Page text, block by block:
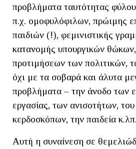
προβλήματα ταυτότητας
π.χ. ομοφυλόφιλων, πρώιμης
παιδιών (!), φεμινιστικής
κατανομής υπουργικών
προτιμήσεων των πολιτικών,
όχι με τα σοβαρά και άλυτα
προβλήματα – την άνοδο των
εργασίας, των ανισοτήτων,
κερδοσκόπων, την παιδεία κ.λπ.
Αυτή η συναίνεση σε